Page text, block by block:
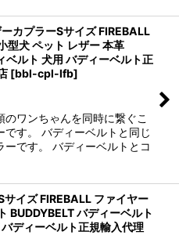
カプラーSサイズ FIREBALL
型犬 ペット レザー 本革
ベルト 犬用 バディーベルト正
[bbl-cpl-lfb]
のワンちゃんを同時に繋ぐこ
です。 バディーベルトと同じ
ーです。 バディーベルトとコ
サイズ FIREBALL ファイヤー
BUDDYBELT バディーベルト
ディーベルト正規輸入代理